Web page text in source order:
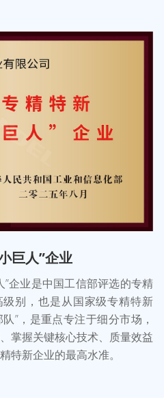
巨人”企业
”企业是中国工信部评选的专精
级别，也是从国家级专精特新
”，是重点专注于细分市场，
掌握关键核心技术、质量效益
特新企业的最高水准。